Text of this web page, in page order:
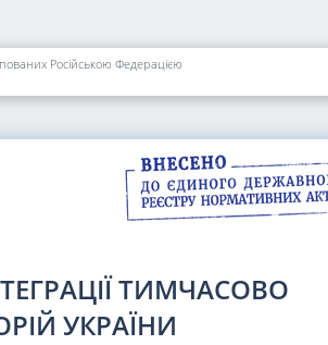
Російською Федерацією
ТИМЧАСОВО
УКРАЇНИ